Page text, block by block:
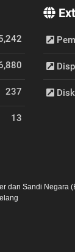
237
13
dan Sandi Negara